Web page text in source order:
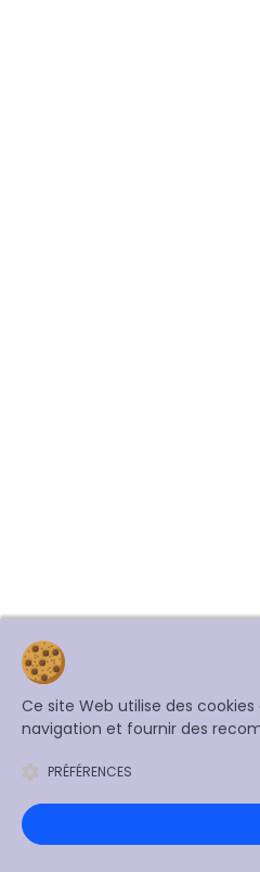
Ce site Web utilise des
navigation et fournir des
PRÉFÉRENCES